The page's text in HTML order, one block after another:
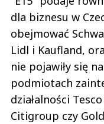
dla biznesu w
obejmować
Lidl i Kaufland,
nie pojawiły się
podmiotach
działalności
Citigroup czy